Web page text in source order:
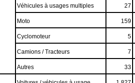
Véhicules à usages multiples 27
Moto 159
Cyclomoteur 5
Camions / Tracteurs 7
Autres 33